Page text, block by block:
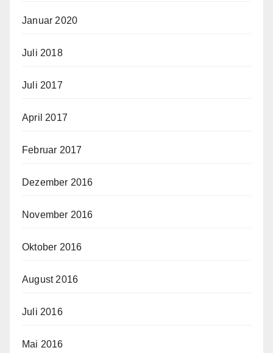
Januar 2020
Juli 2018
Juli 2017
April 2017
Februar 2017
Dezember 2016
November 2016
Oktober 2016
August 2016
Juli 2016
Mai 2016